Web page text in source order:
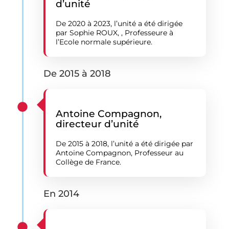
d’unité
De 2020 à 2023, l’unité a été dirigée
par Sophie ROUX, , Professeure à
l’Ecole normale supérieure.
De 2015 à 2018
Antoine Compagnon,
directeur d’unité
De 2015 à 2018, l’unité a été dirigée par
Antoine Compagnon, Professeur au
Collège de France.
En 2014